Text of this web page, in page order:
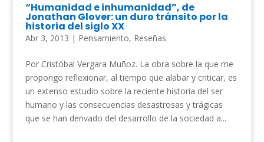
“Humanidad e inhumanidad”, de
Jonathan Glover: un duro tránsito por la
historia del siglo XX
Abr 3, 2013 | Pensamiento, Reseñas
Por Cristóbal Vergara Muñoz. La obra sobre la que me
propongo reflexionar, al tiempo que alabar y criticar, es
un extenso estudio sobre la reciente historia del ser
humano y las consecuencias desastrosas y trágicas
que se han derivado del desarrollo de la sociedad a...